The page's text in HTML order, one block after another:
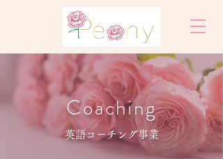
​Coaching
英語コーチング事業